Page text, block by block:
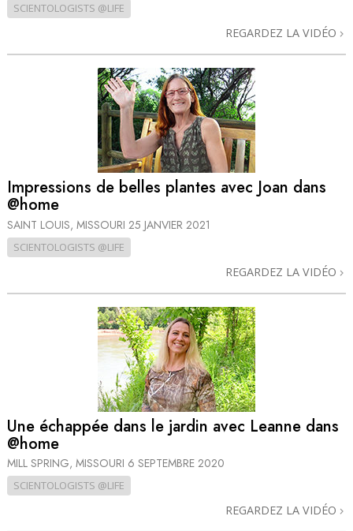
SCIENTOLOGISTS @LIFE
REGARDEZ LA VIDÉO
Impressions de belles plantes avec Joan dans
@home
SAINT LOUIS, MISSOURI 25 JANVIER 2021
SCIENTOLOGISTS @LIFE
REGARDEZ LA VIDÉO
Une échappée dans le jardin avec Leanne dans
@home
MILL SPRING, MISSOURI 6 SEPTEMBRE 2020
SCIENTOLOGISTS @LIFE
REGARDEZ LA VIDÉO